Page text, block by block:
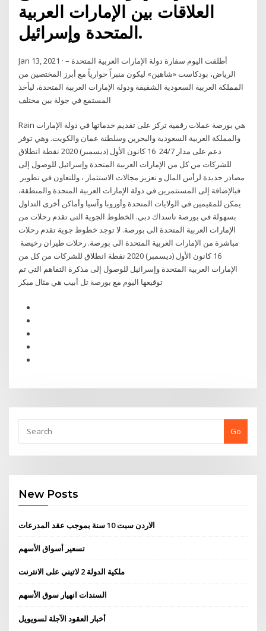
العلاقات بين الإمارات العربية
المتحدة وإسرائيل.
Jan 13, 2021 · أطلقت اليوم سفارة دولة الإمارات العربية المتحدة –
الرياض، بودكاست «شاهين» ليكون منبراً حوارياً مع أبرز المختصين من
المملكة العربية السعودية الشقيقة ودولة الإمارات العربية المتحدة، ليأخذ
المستمع في جولة بين مختلف
Rain هي بورصة عملات رقمية تركز على تقديم خدماتها في دولة الإمارات
والمملكة العربية السعودية والبحرين وسلطنة عمان والكويت. وهي توفر
دعم على مدار 24/7 16 كانون الأول (ديسمبر) 2020 نقطة انطلاق
للشركات من كل من الإمارات العربية المتحدة وإسرائيل للوصول إلى
مصادر جديدة لرأس المال و تعزيز مجالات الاستثمار ، وللتعاون في تطوير
فبالإضافة إلى المستثمرين في دولة الإمارات العربية المتحدة والمنطقة،
يمكن للمقيمين في الولايات المتحدة وأوروبا وآسيا وأماكن أخرى التداول
بسهولة في بورصة ناسداك دبي. الخطوط الجوية التى تقدم رحلات من
الإمارات العربية المتحدة الى بورصة. لا توجد خطوط جوية تقدم رحلات
مباشرة من الإمارات العربية المتحدة الى بورصة. رحلات طيران رخيصة
16 كانون الأول (ديسمبر) 2020 نقطة انطلاق للشركات من كل من
الإمارات العربية المتحدة وإسرائيل للوصول إلى مذكرة التفاهم التي تم
Go
New Posts
الاردن سبت 10 سنة بموجب عقد المدرعات
تسعير أسواق الأسهم
ملكية الدولة 2 لاتيني على الانترنت
السندات انهيار سوق الأسهم
أخبار العقود الآجلة لسويويل